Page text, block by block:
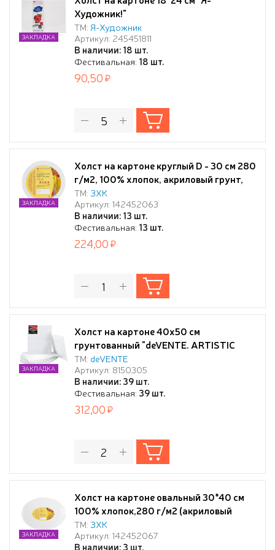
Художник!"
ТМ: Я-Художник
Артикул: 245451811
В наличии: 18 шт.
Фестивальная: 18 шт.
ЗАКЛАДКА
90,50
Холст на картоне круглый D - 30 см 280
г/м2, 100% хлопок, акриловый грунт,
среднее зерно "Сонет"
ТМ: ЗХК
Артикул: 142452063
В наличии: 13 шт.
Фестивальная: 13 шт.
ЗАКЛАДКА
224,00
Холст на картоне 40x50 см
грунтованный "deVENTE. ARTISTIC
STUDIO" 100% хлопок 280 г/м², мелкое
зерно, цвет белый, термоусадочная
пленка
ТМ: deVENTE
Артикул: 8150305
В наличии: 39 шт.
Фестивальная: 39 шт.
ЗАКЛАДКА
312,00
Холст на картоне овальный 30*40 см
100% хлопок,280 г/м2 (акриловый
грунт, среднее зерно) "Сонет",
ТМ: ЗХК
Артикул: 142452067
В наличии: 3 шт.
ЗАКЛАДКА